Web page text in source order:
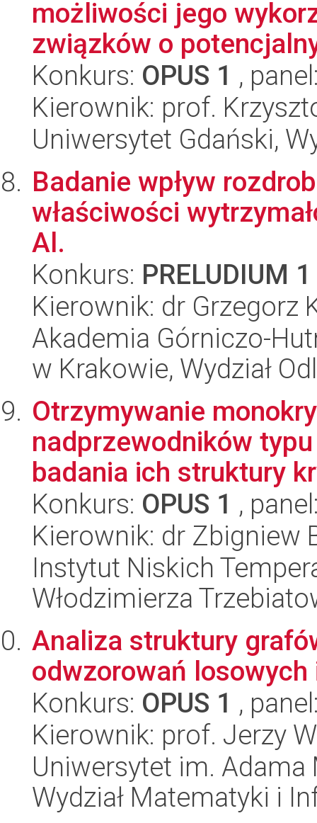
możliwości jego
związków o
Konkurs: OPUS 1 ,
Kierownik: prof.
Uniwersytet Gdański,
Badanie wpływ
właściwości
Al.
Konkurs: PRELUDIUM 1
Kierownik: dr Grzegorz
Akademia Górniczo-
w Krakowie, Wydział
Otrzymywanie
nadprzewodników
badania ich struktury
Konkurs: OPUS 1 ,
Kierownik: dr Zbigniew
Instytut Niskich
Włodzimierza
Analiza struktury
odwzorowań
Konkurs: OPUS 1 ,
Kierownik: prof. Jerzy
Uniwersytet im.
Wydział Matematyki i